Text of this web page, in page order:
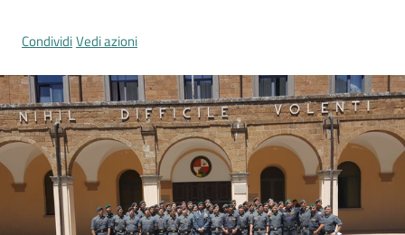
Chi siamo
Cosa facciamo
CondividiVedi azioni